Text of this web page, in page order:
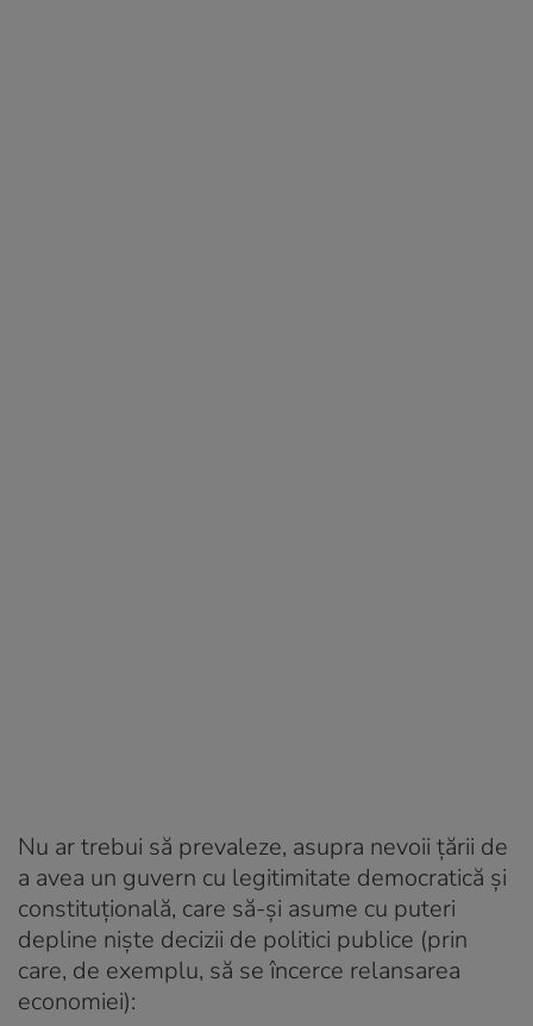
Nu ar trebui să prevaleze, asupra nevoii țării de
a avea un guvern cu legitimitate democratică și
constituțională, care să-și asume cu puteri
depline niște decizii de politici publice (prin
care, de exemplu, să se încerce relansarea
economiei):